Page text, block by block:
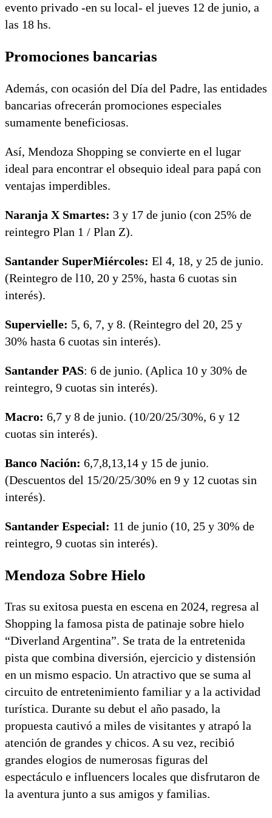
evento privado -en su local- el jueves 12 de junio, a
las 18 hs.
Promociones bancarias
Además, con ocasión del Día del Padre, las entidades
bancarias ofrecerán promociones especiales
sumamente beneficiosas.
Así, Mendoza Shopping se convierte en el lugar
ideal para encontrar el obsequio ideal para papá con
ventajas imperdibles.
Naranja X Smartes: 3 y 17 de junio (con 25% de
reintegro Plan 1 / Plan Z).
Santander SuperMiércoles: El 4, 18, y 25 de junio.
(Reintegro de l10, 20 y 25%, hasta 6 cuotas sin
interés).
Supervielle: 5, 6, 7, y 8. (Reintegro del 20, 25 y
30% hasta 6 cuotas sin interés).
Santander PAS: 6 de junio. (Aplica 10 y 30% de
reintegro, 9 cuotas sin interés).
Macro: 6,7 y 8 de junio. (10/20/25/30%, 6 y 12
cuotas sin interés).
Banco Nación: 6,7,8,13,14 y 15 de junio.
(Descuentos del 15/20/25/30% en 9 y 12 cuotas sin
interés).
Santander Especial: 11 de junio (10, 25 y 30% de
reintegro, 9 cuotas sin interés).
Mendoza Sobre Hielo
Tras su exitosa puesta en escena en 2024, regresa al
Shopping la famosa pista de patinaje sobre hielo
“Diverland Argentina”. Se trata de la entretenida
pista que combina diversión, ejercicio y distensión
en un mismo espacio. Un atractivo que se suma al
circuito de entretenimiento familiar y a la actividad
turística. Durante su debut el año pasado, la
propuesta cautivó a miles de visitantes y atrapó la
atención de grandes y chicos. A su vez, recibió
grandes elogios de numerosas figuras del
espectáculo e influencers locales que disfrutaron de
la aventura junto a sus amigos y familias.